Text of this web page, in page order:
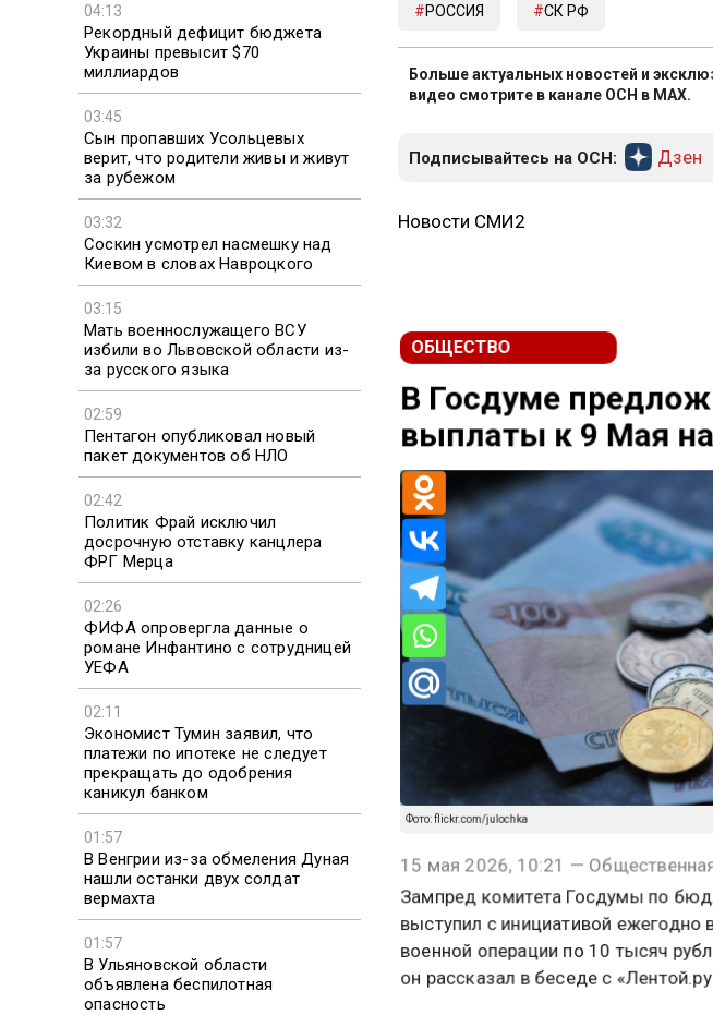
04:13
Рекордный дефицит бюджета
Украины превысит $70
миллиардов
03:45
Сын пропавших Усольцевых
верит, что родители живы и живут
за рубежом
03:32
Соскин усмотрел насмешку над
Киевом в словах Навроцкого
03:15
Мать военнослужащего ВСУ
избили во Львовской области из-
за русского языка
02:59
Пентагон опубликовал новый
пакет документов об НЛО
02:42
Политик Фрай исключил
досрочную отставку канцлера
ФРГ Мерца
02:26
ФИФА опровергла данные о
романе Инфантино с сотрудницей
УЕФА
02:11
Экономист Тумин заявил, что
платежи по ипотеке не следует
прекращать до одобрения
каникул банком
01:57
В Венгрии из-за обмеления Дуная
нашли останки двух солдат
вермахта
01:57
В Ульяновской области
объявлена беспилотная
опасность
РОССИЯ СК РФ
Больше актуальных новостей и
видео смотрите в канале ОСН в MAX.
Подписывайтесь на ОСН: Дзен
ОБЩЕСТВО
В Госдуме
выплаты к 9 Мая
15 мая 2026, 10:21 —
Зампред комитета Госдумы по
выступил с инициативой ежегодно
военной операции по 10 тысяч